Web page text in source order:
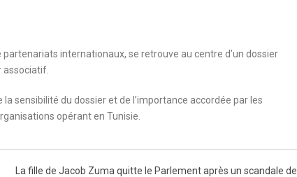
internationaux, se retrouve au centre d’un dossier
associatif.
sensibilité du dossier et de l’importance accordée par les
opérant en Tunisie.
La fille de Jacob Zuma quitte le Parlement après un scandale de